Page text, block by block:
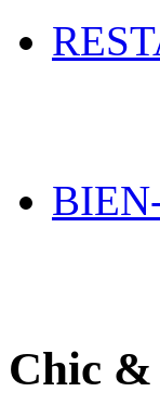
Chic &